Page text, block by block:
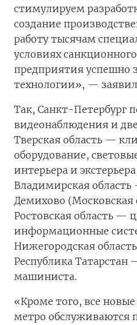
стимулируем
создание
работу тысячам
условиях
предприятия
технологии», —
Так, Санкт-Петербург
видеонаблюдения и
Тверская область —
оборудование,
интерьера и
Владимирская
Демихово (Московская
Ростовская область —
информационные
Нижегородская
Республика Татарстан
машиниста.
«Кроме того, все
метро обслуживаются